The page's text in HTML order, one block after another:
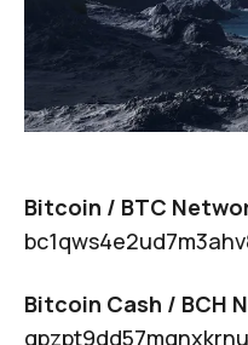
Bitcoin / BTC
Bitcoin Cash / BCH